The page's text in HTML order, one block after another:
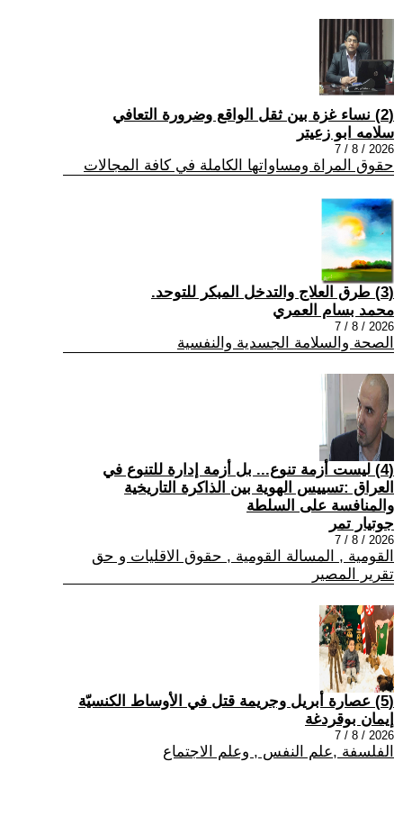
(2) نساء غزة بين ثقل الواقع وضرورة التعافي
سلامه ابو زعيتر
2026 / 8 / 7
حقوق المراة ومساواتها الكاملة في كافة المجالات
(3) طرق العلاج والتدخل المبكر للتوحد.
محمد بسام العمري
2026 / 8 / 7
الصحة والسلامة الجسدية والنفسية
(4) ليست أزمة تنوع... بل أزمة إدارة للتنوع في
العراق :تسييس الهوية بين الذاكرة التاريخية
والمنافسة على السلطة
جوتيار تمر
2026 / 8 / 7
القومية , المسالة القومية , حقوق الاقليات و حق
تقرير المصير
(5) عصارة أبريل وجريمة قتل في الأوساط الكنسيّة
إيمان بوقردغة
2026 / 8 / 7
الفلسفة ,علم النفس , وعلم الاجتماع